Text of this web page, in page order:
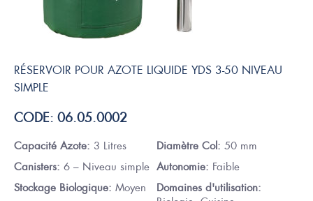
RÉSERVOIR POUR AZOTE LIQUIDE YDS 3-50 NIVEAU
SIMPLE
CODE: 06.05.0002
Capacité Azote: 3 Litres Diamètre Col: 50 mm
Canisters: 6 – Niveau simple Autonomie: Faible
Stockage Biologique: Moyen
Domaines d'utilisation: